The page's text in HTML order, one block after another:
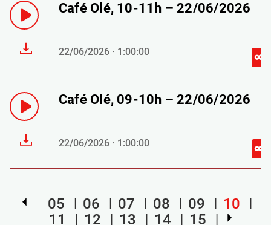
Café Olé, 10-11h – 22/06/2026
22/06/2026 · 1:00:00
Café Olé, 09-10h – 22/06/2026
22/06/2026 · 1:00:00
05 06 07 08 09
10
11
12 13 14 15